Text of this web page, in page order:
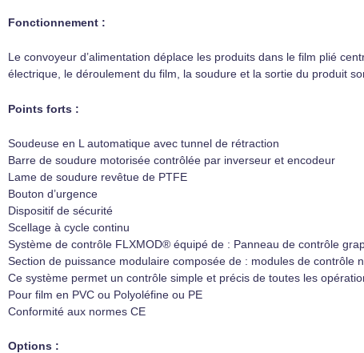
Fonctionnement :
Le convoyeur d’alimentation déplace les produits dans le film plié
électrique, le déroulement du film, la soudure et la sortie du produit
Points forts :
Soudeuse en L automatique avec tunnel de rétraction
Barre de soudure motorisée contrôlée par inverseur et encodeur
Lame de soudure revêtue de PTFE
Bouton d’urgence
Dispositif de sécurité
Scellage à cycle continu
Système de contrôle FLXMOD® équipé de : Panneau de contrôle
Section de puissance modulaire composée de : modules de contrôle
Ce système permet un contrôle simple et précis de toutes les
Pour film en PVC ou Polyoléfine ou PE
Conformité aux normes CE
Options :